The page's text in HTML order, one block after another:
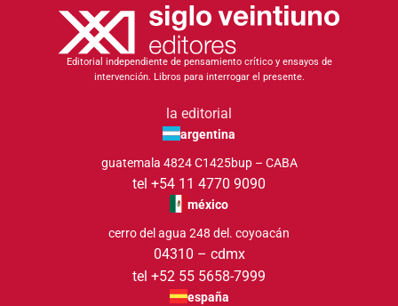
Editorial independiente de pensamiento crítico y ensayos de
intervención. Libros para interrogar el presente.
la editorial
argentina
guatemala 4824 C1425bup – CABA
tel +54 11 4770 9090
méxico
cerro del agua 248 del. coyoacán
04310 – cdmx
tel +52 55 5658-7999
españa